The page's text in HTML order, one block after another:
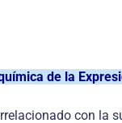
de la
con la